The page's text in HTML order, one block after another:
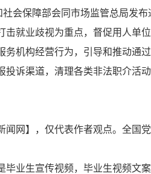
会保障部会同市场监管总局发
击就业歧视为重点，督促用人单
务机构经营行为，引导和推动通
投诉渠道，清理各类非法职介活
闻网】，仅代表作者观点。全国
毕业生宣传视频，毕业生视频文